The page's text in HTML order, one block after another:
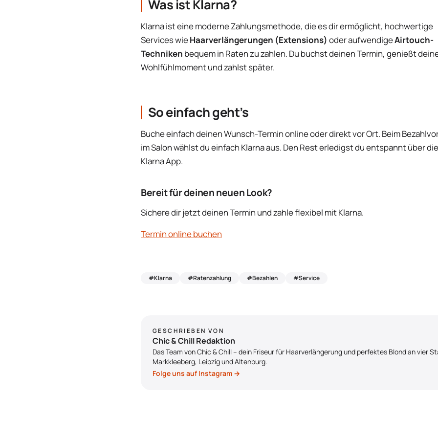
Was ist Klarna?
Klarna ist eine moderne Zahlungsmethode, die es dir ermöglicht, hochwertige
Services wieHaarverlängerungen (Extensions) oder aufwendigeAirtouch-
Techniken bequem in Raten zu zahlen. Du buchst deinen Termin, genießt
Wohlfühlmoment und zahlst später.
So einfach geht’s
Buche einfach deinen Wunsch-Termin online oder direkt vor Ort. Beim
im Salon wählst du einfach Klarna aus. Den Rest erledigst du entspannt über die
Klarna App.
Bereit für deinen neuen Look?
Sichere dir jetzt deinen Termin und zahle flexibel mit Klarna.
Termin online buchen
#Klarna #Ratenzahlung #Bezahlen #Service
GESCHRIEBEN VON
Chic & Chill Redaktion
Das Team von Chic & Chill – dein Friseur für Haarverlängerung und perfektes Blond an vier
Markkleeberg, Leipzig und Altenburg.
Folge uns auf Instagram →